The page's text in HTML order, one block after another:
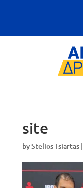
site
byStelios Tsiartas|